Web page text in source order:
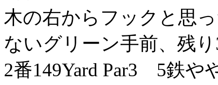
木の右からフックと思
ないグリーン手前、残
2番149Yard Par3 5鉄や